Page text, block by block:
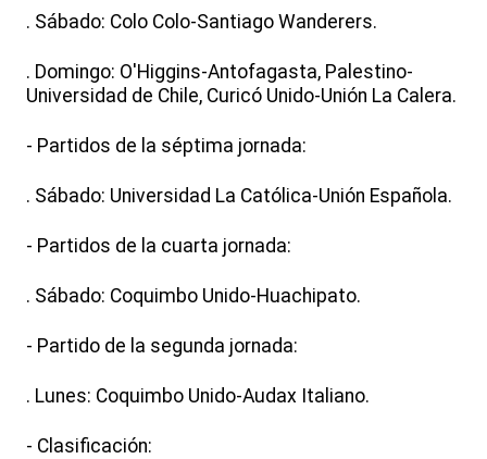
. Sábado: Colo Colo-Santiago Wanderers.
. Domingo: O'Higgins-Antofagasta, Palestino-
Universidad de Chile, Curicó Unido-Unión La Calera.
- Partidos de la séptima jornada:
. Sábado: Universidad La Católica-Unión Española.
- Partidos de la cuarta jornada:
. Sábado: Coquimbo Unido-Huachipato.
- Partido de la segunda jornada:
. Lunes: Coquimbo Unido-Audax Italiano.
- Clasificación: